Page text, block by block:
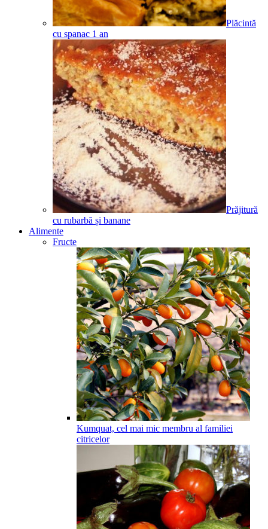
Plăcintă
cu spanac 1 an
Prăjitură
cu rubarbă și banane
Alimente
Fructe
Kumquat, cel mai mic membru al familiei
citricelor